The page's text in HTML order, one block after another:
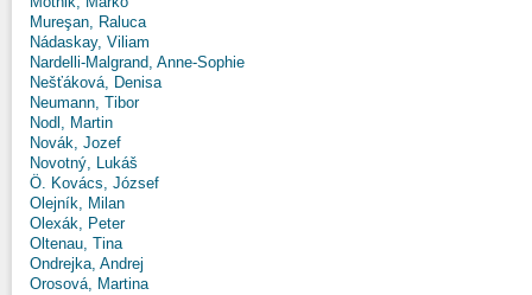
Mureşan, Raluca
Nádaskay, Viliam
Nardelli-Malgrand, Anne-Sophie
Nešťáková, Denisa
Neumann, Tibor
Nodl, Martin
Novák, Jozef
Novotný, Lukáš
Ö. Kovács, József
Olejník, Milan
Olexák, Peter
Oltenau, Tina
Ondrejka, Andrej
Orosová, Martina